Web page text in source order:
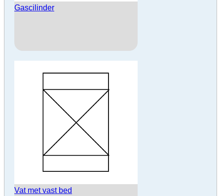
Gascilinder
Vat met vast bed